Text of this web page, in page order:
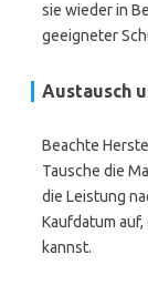
sie wieder in
geeigneter
Austausch
Beachte
Tausche die
die Leistung
Kaufdatum
kannst.